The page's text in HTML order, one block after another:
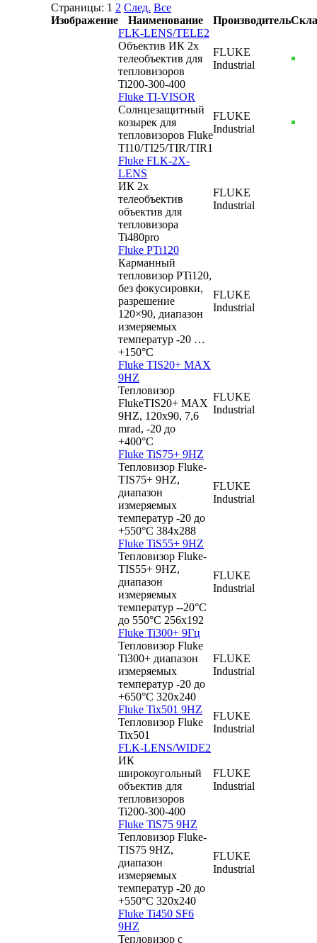
Страницы: 1 2 След. Все
Изображение
Наименование Производитель
FLK-LENS/TELE2
Объектив ИК 2x
телеобъектив для
тепловизоров
Ti200-300-400
FLUKE
Industrial
Fluke TI-VISOR
Солнцезащитный
козырек для
тепловизоров Fluke
TI10/TI25/TIR/TIR1
FLUKE
Industrial
Fluke FLK-2X-
LENS
ИК 2х
телеобъектив
объектив для
тепловизора
Ti480pro
FLUKE
Industrial
Fluke PTi120
Карманный
тепловизор PTi120,
без фокусировки,
разрешение
120×90, диапазон
измеряемых
температур -20 …
+150°C
FLUKE
Industrial
Fluke TIS20+ MAX
9HZ
Тепловизор
FlukeTIS20+ MAX
9HZ, 120x90, 7,6
mrad, -20 до
+400°C
FLUKE
Industrial
Fluke TiS75+ 9HZ
Тепловизор Fluke-
TIS75+ 9HZ,
диапазон
измеряемых
температур -20 до
+550°C 384x288
FLUKE
Industrial
Fluke TiS55+ 9HZ
Тепловизор Fluke-
TIS55+ 9HZ,
диапазон
измеряемых
температур --20°C
до 550°C 256x192
FLUKE
Industrial
Fluke Ti300+ 9Гц
Тепловизор Fluke
Ti300+ диапазон
измеряемых
температур -20 до
+650°C 320x240
FLUKE
Industrial
Fluke Tix501 9HZ
Тепловизор Fluke
Tix501
FLUKE
Industrial
FLK-LENS/WIDE2
ИК
широкоугольный
объектив для
тепловизоров
Ti200-300-400
FLUKE
Industrial
Fluke TiS75 9HZ
Тепловизор Fluke-
TIS75 9HZ,
диапазон
измеряемых
температур -20 до
+550°C 320x240
FLUKE
Industrial
Fluke Ti450 SF6
9HZ
Тепловизор с